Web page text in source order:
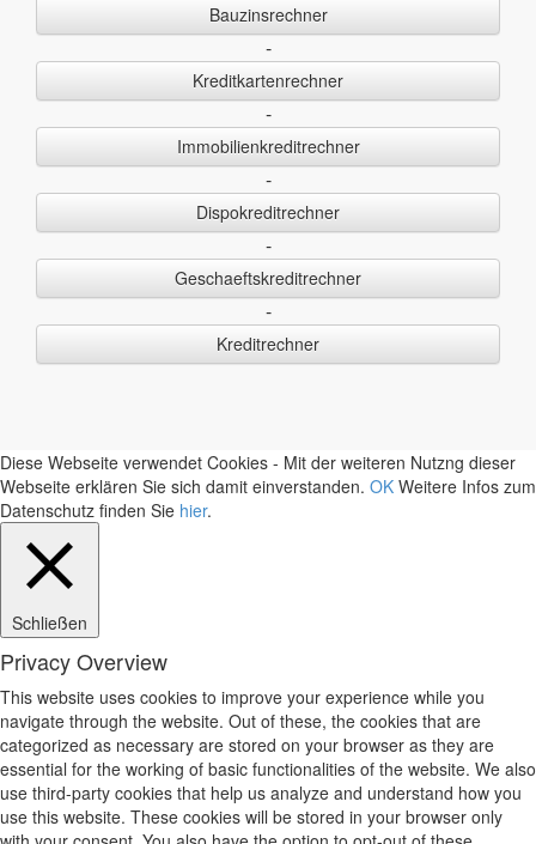
Bauzinsrechner
-
Kreditkartenrechner
-
Immobilienkreditrechner
-
Dispokreditrechner
-
Geschaeftskreditrechner
-
Kreditrechner
Diese Webseite verwendet Cookies - Mit der weiteren Nutzng dieser
Webseite erklären Sie sich damit einverstanden. OK Weitere Infos zum
Datenschutz finden Sie hier.
Schließen
Privacy Overview
This website uses cookies to improve your experience while you
navigate through the website. Out of these, the cookies that are
categorized as necessary are stored on your browser as they are
essential for the working of basic functionalities of the website. We also
use third-party cookies that help us analyze and understand how you
use this website. These cookies will be stored in your browser only